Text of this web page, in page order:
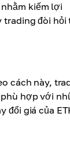
kiếm lợi
trading đòi hỏi
cách này,
hợp với
đổi giá của